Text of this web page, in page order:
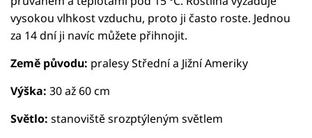
vysokou vlhkost vzduchu, proto ji často roste. Jednou
za 14 dní ji navíc můžete přihnojit.
Země původu: pralesy Střední a Jižní Ameriky
Výška: 30 až 60 cm
Světlo: stanoviště srozptýleným světlem